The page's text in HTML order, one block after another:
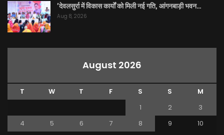
’देवलसुर्रा में विकास कार्यों को मिली नई गति, आंगनबाड़ी भवन…
Aug 8, 2026
August 2026
T W T F S S
M
1
2
3
4
5 6 7 8 9
10